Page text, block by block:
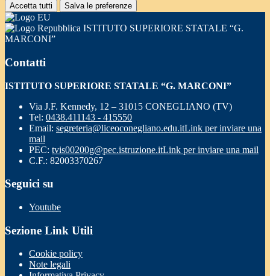
Accetta tutti Salva le preferenze
ISTITUTO SUPERIORE STATALE “G.
MARCONI”
Contatti
ISTITUTO SUPERIORE STATALE “G. MARCONI”
Via J.F. Kennedy, 12 – 31015 CONEGLIANO (TV)
Tel: 0438.411143 - 415550
Email: segreteria@liceoconegliano.edu.itLink per inviare una
mail
PEC: tvis00200g@pec.istruzione.itLink per inviare una mail
C.F.: 82003370267
Seguici su
Youtube
Sezione Link Utili
Cookie policy
Note legali